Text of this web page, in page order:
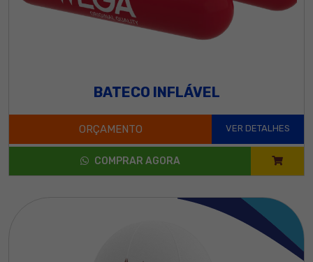
BATECO INFLÁVEL
ORÇAMENTO VER DETALHES
COMPRAR AGORA